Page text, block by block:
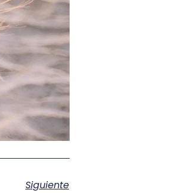
Siguiente